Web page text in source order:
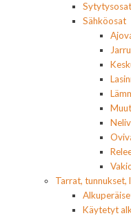
Sytytysosat
Sähköosat
Tarrat, tunnukset,
Käytetyt